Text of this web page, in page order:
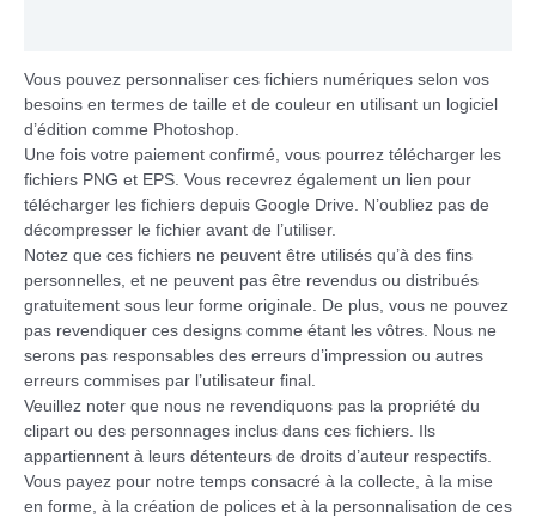
Vous pouvez personnaliser ces fichiers numériques selon vos
besoins en termes de taille et de couleur en utilisant un logiciel
d’édition comme Photoshop.
Une fois votre paiement confirmé, vous pourrez télécharger les
fichiers PNG et EPS. Vous recevrez également un lien pour
télécharger les fichiers depuis Google Drive. N’oubliez pas de
décompresser le fichier avant de l’utiliser.
Notez que ces fichiers ne peuvent être utilisés qu’à des fins
personnelles, et ne peuvent pas être revendus ou distribués
gratuitement sous leur forme originale. De plus, vous ne pouvez
pas revendiquer ces designs comme étant les vôtres. Nous ne
serons pas responsables des erreurs d’impression ou autres
erreurs commises par l’utilisateur final.
Veuillez noter que nous ne revendiquons pas la propriété du
clipart ou des personnages inclus dans ces fichiers. Ils
appartiennent à leurs détenteurs de droits d’auteur respectifs.
Vous payez pour notre temps consacré à la collecte, à la mise
en forme, à la création de polices et à la personnalisation de ces